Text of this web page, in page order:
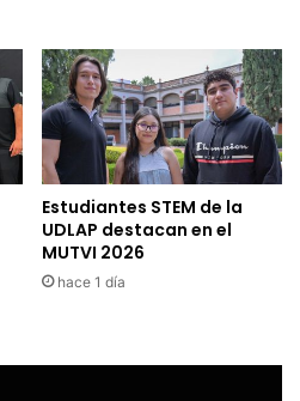
Estudiantes STEM de la
UDLAP destacan en el
MUTVI 2026
hace 1 día